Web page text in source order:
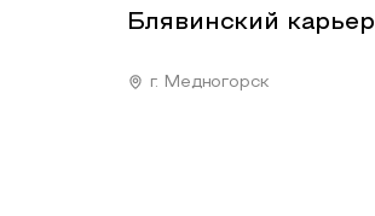
Блявинский карьер
г. Медногорск